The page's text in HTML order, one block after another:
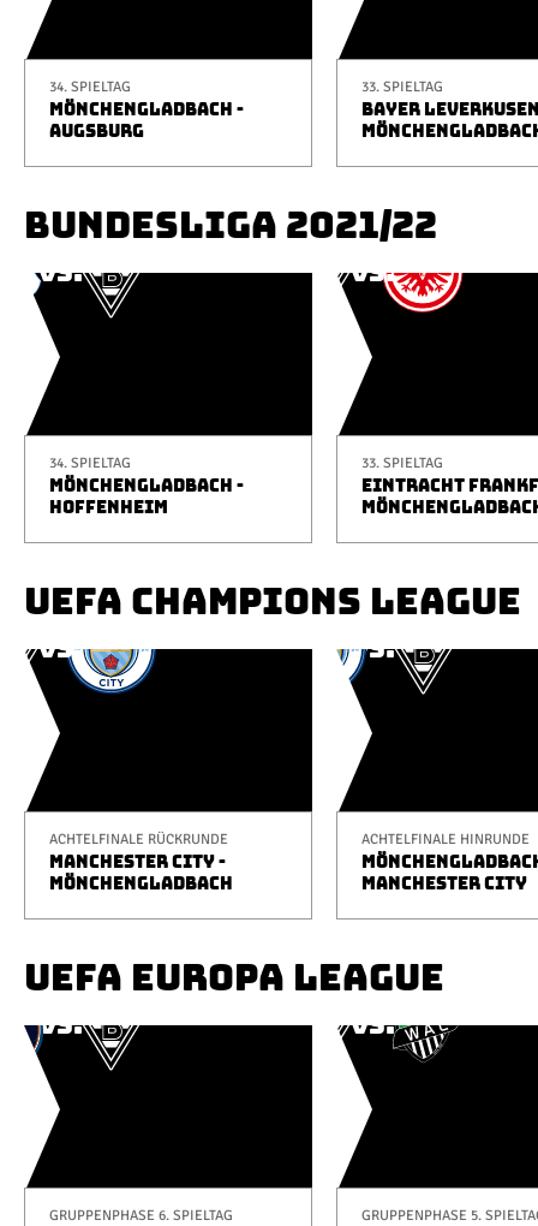
34. SPIELTAG
MÖNCHENGLADBACH -
AUGSBURG
33. SPIELTAG
BAYER
BUNDESLIGA 2021/22
34. SPIELTAG
MÖNCHENGLADBACH -
HOFFENHEIM
33. SPIELTAG
EINTRACHT
UEFA CHAMPIONS LEAGUE
ACHTELFINALE RÜCKRUNDE
MANCHESTER CITY -
MÖNCHENGLADBACH
ACHTELFINALE HINRUNDE
MANCHESTER CITY
UEFA EUROPA LEAGUE
GRUPPENPHASE 6. SPIELTAG GRUPPENPHASE 5.